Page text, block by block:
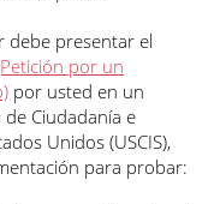
debe presentar el
por un
por usted en un
Ciudadanía e
Unidos (USCIS),
para probar: